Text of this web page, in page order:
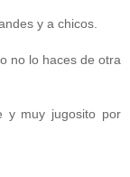
y a chicos.
no lo haces de otra
y muy jugosito por